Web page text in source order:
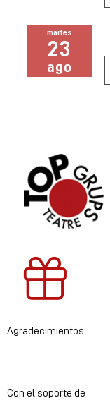
martes
23
ago
Agradecimientos
Diapositiva 1 de 2
Con el soporte de